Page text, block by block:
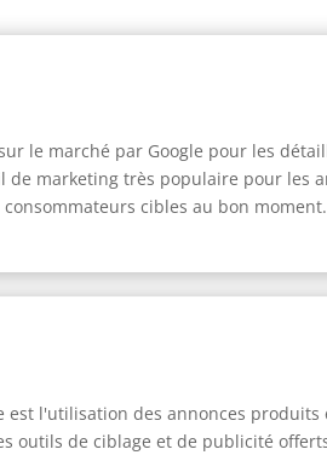
le marché par Google pour les
marketing très populaire pour les
cibles au bon
l'utilisation des annonces
outils de ciblage et de publicité